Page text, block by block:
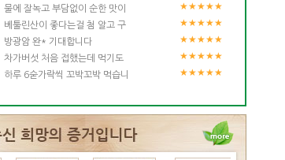
물에 잘녹고 부담없이 순한 맛이 ★★★★★
베툴린산이 좋다는걸 첨 알고 구 ★★★★★
방광암 완* 기대합니다 ★★★★★
차가버섯 처음 접했는데 먹기도 ★★★★★
하루 6숟가락씩 꼬박꼬박 먹습니 ★★★★★